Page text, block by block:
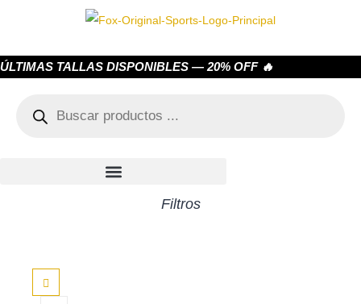
ÚLTIMAS TALLAS DISPONIBLES — 20% OFF 🔥
Filtros